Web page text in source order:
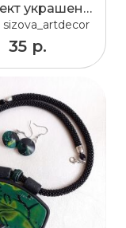
Комплект украшений (ручная роспись)
sizova_artdecor
35 р.